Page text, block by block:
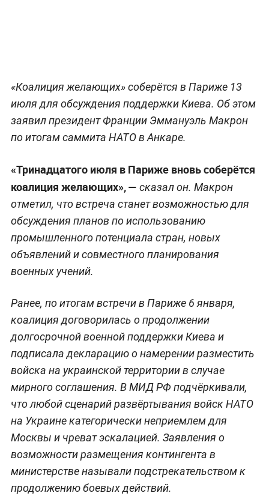
«Коалиция желающих» соберётся в Париже 13
июля для обсуждения поддержки Киева. Об этом
заявил президент Франции Эммануэль Макрон
по итогам саммита НАТО в Анкаре.
«Тринадцатого июля в Париже вновь соберётся
коалиция желающих», — сказал он. Макрон
отметил, что встреча станет возможностью для
обсуждения планов по использованию
промышленного потенциала стран, новых
объявлений и совместного планирования
военных учений.
Ранее, по итогам встречи в Париже 6 января,
коалиция договорилась о продолжении
долгосрочной военной поддержки Киева и
подписала декларацию о намерении разместить
войска на украинской территории в случае
мирного соглашения. В МИД РФ подчёркивали,
что любой сценарий развёртывания войск НАТО
на Украине категорически неприемлем для
Москвы и чреват эскалацией. Заявления о
возможности размещения контингента в
министерстве называли подстрекательством к
продолжению боевых действий.